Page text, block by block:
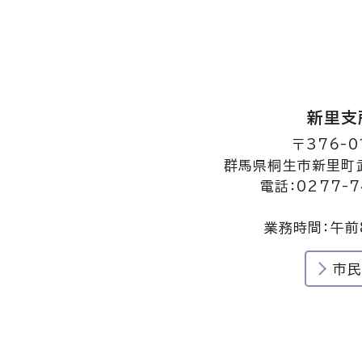
新里支
〒376-
群馬県桐生市新里
電話：0277-
業務時間：午
市